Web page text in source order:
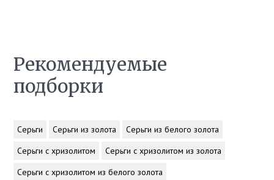
Рекомендуемые
подборки
Серьги Серьги из золота
Серьги из белого золота
Серьги с хризолитом
Серьги с хризолитом из золота
Серьги с хризолитом из белого золота